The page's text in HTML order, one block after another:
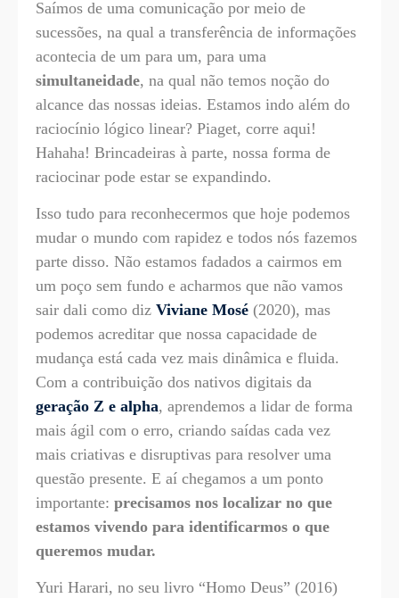
Saímos de uma comunicação por meio de
sucessões, na qual a transferência de informações
acontecia de um para um, para uma
simultaneidade, na qual não temos noção do
alcance das nossas ideias. Estamos indo além do
raciocínio lógico linear? Piaget, corre aqui!
Hahaha! Brincadeiras à parte, nossa forma de
raciocinar pode estar se expandindo.
Isso tudo para reconhecermos que hoje podemos
mudar o mundo com rapidez e todos nós fazemos
parte disso. Não estamos fadados a cairmos em
um poço sem fundo e acharmos que não vamos
sair dali como diz Viviane Mosé (2020), mas
podemos acreditar que nossa capacidade de
mudança está cada vez mais dinâmica e fluida.
Com a contribuição dos nativos digitais da
geração Z e alpha, aprendemos a lidar de forma
mais ágil com o erro, criando saídas cada vez
mais criativas e disruptivas para resolver uma
questão presente. E aí chegamos a um ponto
importante: precisamos nos localizar no que
estamos vivendo para identificarmos o que
queremos mudar.
Yuri Harari, no seu livro “Homo Deus” (2016)